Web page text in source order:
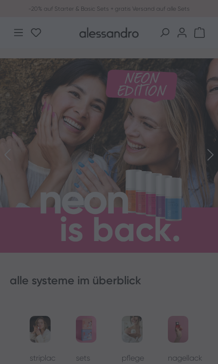
Zum Hauptinhalt springen
-20% auf Starter & Basic Sets + gratis Versand auf alle Sets
Du hast 0 Produkte auf dem Merkzettel
Bildergalerie überspringen
alle systeme im überblick
striplac
sets
pflege
nagellack